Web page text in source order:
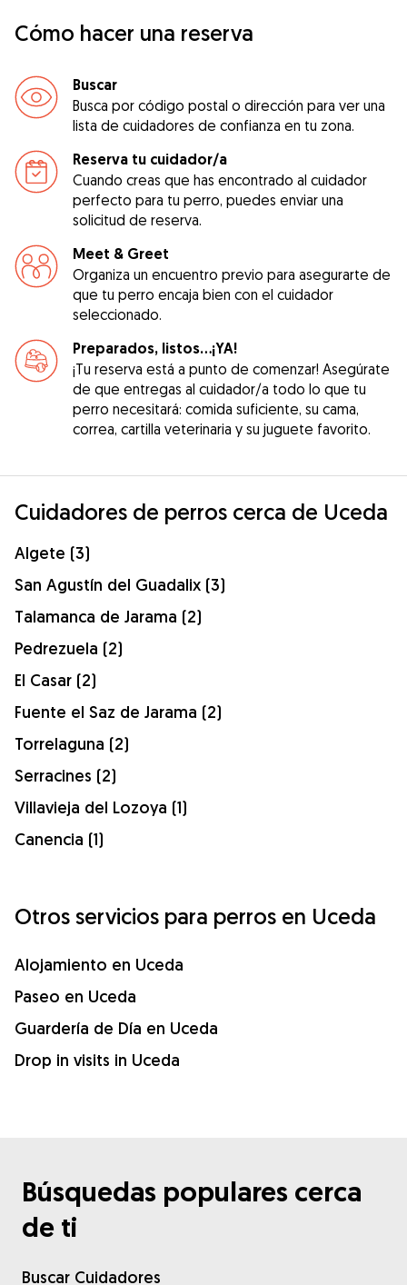
Cómo hacer una reserva
Buscar
Busca por código postal o dirección para ver una
lista de cuidadores de confianza en tu zona.
Reserva tu cuidador/a
Cuando creas que has encontrado al cuidador
perfecto para tu perro, puedes enviar una
solicitud de reserva.
Meet & Greet
Organiza un encuentro previo para asegurarte de
que tu perro encaja bien con el cuidador
seleccionado.
Preparados, listos...¡YA!
¡Tu reserva está a punto de comenzar! Asegúrate
de que entregas al cuidador/a todo lo que tu
perro necesitará: comida suficiente, su cama,
correa, cartilla veterinaria y su juguete favorito.
Cuidadores de perros cerca de Uceda
Algete (3)
San Agustín del Guadalix (3)
Talamanca de Jarama (2)
Pedrezuela (2)
El Casar (2)
Fuente el Saz de Jarama (2)
Torrelaguna (2)
Serracines (2)
Villavieja del Lozoya (1)
Canencia (1)
Otros servicios para perros en Uceda
Alojamiento en Uceda
Paseo en Uceda
Guardería de Día en Uceda
Drop in visits in Uceda
Búsquedas populares cerca
de ti
Buscar Cuidadores